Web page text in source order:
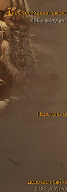
Наплечье Короля-
496 к
Девственный
2 982,6 Ур./
Перстень-